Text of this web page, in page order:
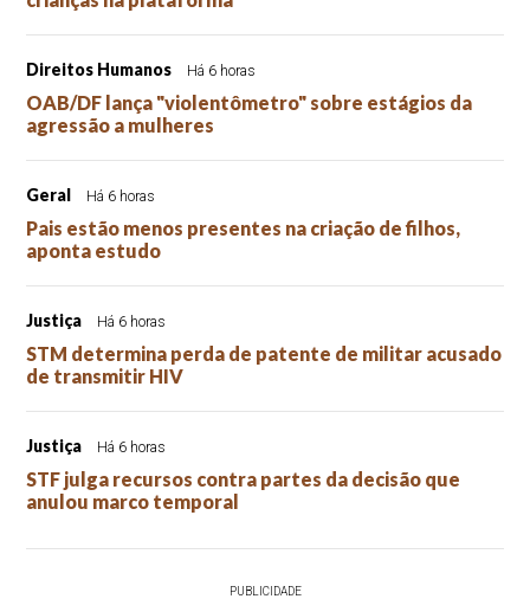
Direitos Humanos Há 6 horas
OAB/DF lança "violentômetro" sobre estágios da
agressão a mulheres
Geral Há 6 horas
Pais estão menos presentes na criação de filhos,
aponta estudo
Justiça Há 6 horas
STM determina perda de patente de militar acusado
de transmitir HIV
Justiça Há 6 horas
STF julga recursos contra partes da decisão que
anulou marco temporal
PUBLICIDADE